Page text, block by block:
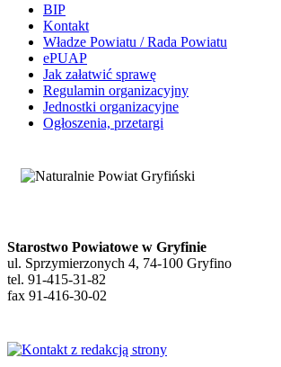
BIP
Kontakt
Władze Powiatu / Rada Powiatu
ePUAP
Jak załatwić sprawę
Regulamin organizacyjny
Jednostki organizacyjne
Ogłoszenia, przetargi
Starostwo Powiatowe w Gryfinie
ul. Sprzymierzonych 4, 74-100 Gryfino
tel. 91-415-31-82
fax 91-416-30-02